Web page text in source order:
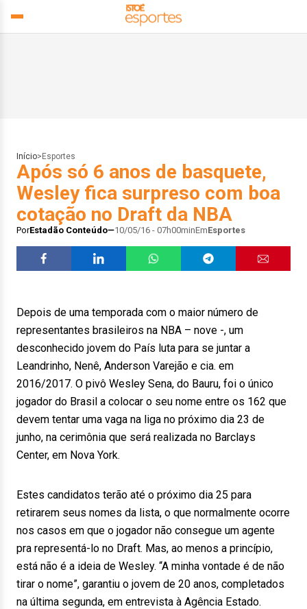
Início> Esportes
Após só 6 anos de basquete,
Wesley fica surpreso com boa
cotação no Draft da NBA
PorEstadão Conteúdo 10/05/16 - 07h00minEmEsportes
Depois de uma temporada com o maior número de
representantes brasileiros na NBA – nove -, um
desconhecido jovem do País luta para se juntar a
Leandrinho, Nenê, Anderson Varejão e cia. em
2016/2017. O pivô Wesley Sena, do Bauru, foi o único
jogador do Brasil a colocar o seu nome entre os 162 que
devem tentar uma vaga na liga no próximo dia 23 de
junho, na cerimônia que será realizada no Barclays
Center, em Nova York.
Estes candidatos terão até o próximo dia 25 para
retirarem seus nomes da lista, o que normalmente ocorre
nos casos em que o jogador não consegue um agente
pra representá-lo no Draft. Mas, ao menos a princípio,
está não é a ideia de Wesley. “A minha vontade é de não
tirar o nome”, garantiu o jovem de 20 anos, completados
na última segunda, em entrevista à Agência Estado.